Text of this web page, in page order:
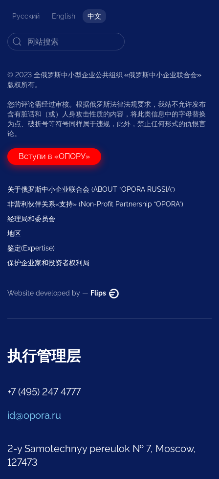
Русский English 中文
© 2023 全俄罗斯中小型企业公共组织 «俄罗斯中小企业联合会»
版权所有。
您的评论需经过审核。根据俄罗斯法律法规要求，我站不允许发布
含有脏话和（或）人身攻击性质的内容，将此类信息中的字母替换
为点、破折号等符号同样属于违规，此外，禁止任何形式的仇恨言
论。
Вступи в «ОПОРУ»
关于俄罗斯中小企业联合会 (ABOUT “OPORA RUSSIA”)
非营利伙伴关系«支持» (Non-Profit Partnership “OPORA”)
经理局和委员会
地区
鉴定(Expertise)
保护企业家和投资者权利局
Website developed by — Flips
执行管理层
+7 (495) 247 4777
id@opora.ru
2-y Samotechnyy pereulok № 7, Moscow,
127473